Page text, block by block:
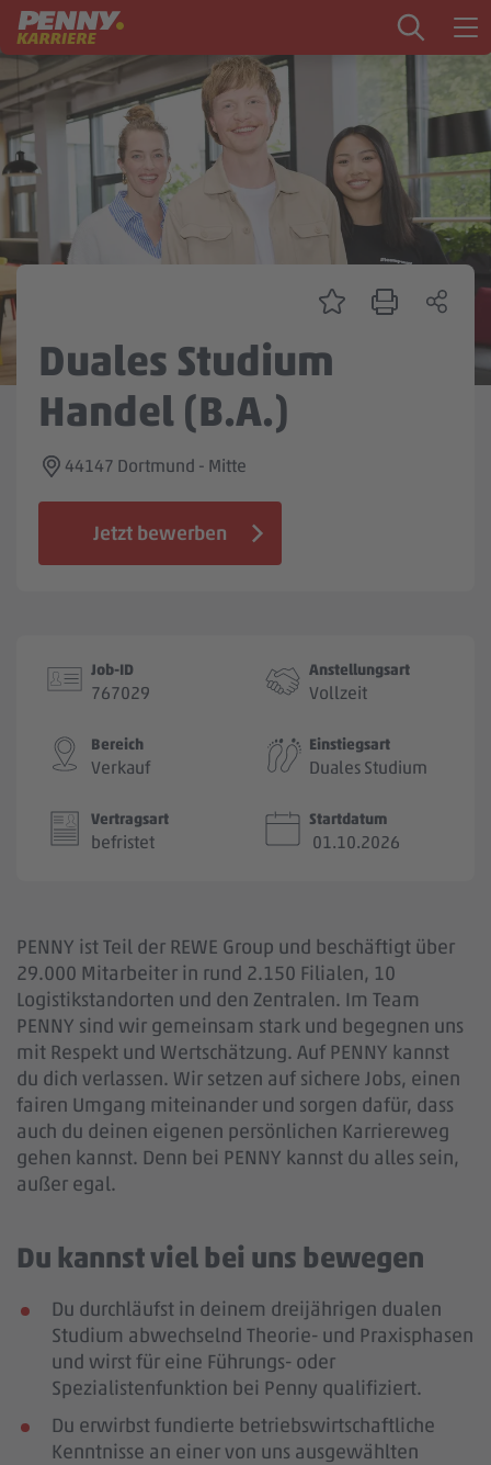
Zum Inhalt springen
Startseite
PENNY als Arbeitgeber
Ausbildung
Zentrale & Vertrieb
Mein Kandidat:innenprofil
Jobbörse
Duales Studium
Handel (B.A.)
44147 Dortmund - Mitte
Jetzt bewerben
Job-ID
767029
Anstellungsart
Vollzeit
Bereich
Verkauf
Einstiegsart
Duales Studium
Vertragsart
befristet
Startdatum
01.10.2026
PENNY ist Teil der REWE Group und beschäftigt über
29.000 Mitarbeiter in rund 2.150 Filialen, 10
Logistikstandorten und den Zentralen. Im Team
PENNY sind wir gemeinsam stark und begegnen uns
mit Respekt und Wertschätzung. Auf PENNY kannst
du dich verlassen. Wir setzen auf sichere Jobs, einen
fairen Umgang miteinander und sorgen dafür, dass
auch du deinen eigenen persönlichen Karriereweg
gehen kannst. Denn bei PENNY kannst du alles sein,
außer egal.
Du kannst viel bei uns bewegen
Du durchläufst in deinem dreijährigen dualen
Studium abwechselnd Theorie- und Praxisphasen
und wirst für eine Führungs- oder
Spezialistenfunktion bei Penny qualifiziert.
Du erwirbst fundierte betriebswirtschaftliche
Kenntnisse an einer von uns ausgewählten